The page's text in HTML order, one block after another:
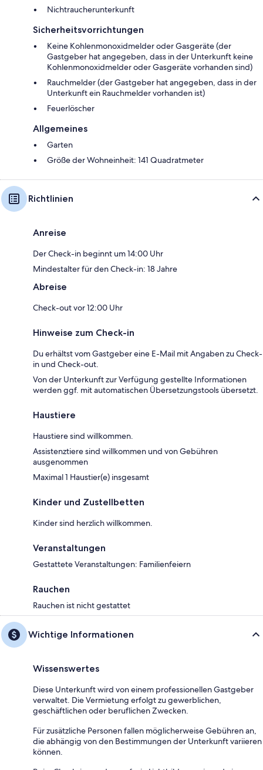
Nichtraucherunterkunft
Sicherheitsvorrichtungen
Keine Kohlenmonoxidmelder oder Gasgeräte (der
Gastgeber hat angegeben, dass in der Unterkunft keine
Kohlenmonoxidmelder oder Gasgeräte vorhanden sind)
Rauchmelder (der Gastgeber hat angegeben, dass in der
Unterkunft ein Rauchmelder vorhanden ist)
Feuerlöscher
Allgemeines
Garten
Größe der Wohneinheit: 141 Quadratmeter
Richtlinien
Anreise
Der Check-in beginnt um 14:00 Uhr
Mindestalter für den Check-in: 18 Jahre
Abreise
Check-out vor 12:00 Uhr
Hinweise zum Check-in
Du erhältst vom Gastgeber eine E-Mail mit Angaben zu Check-
in und Check-out.
Von der Unterkunft zur Verfügung gestellte Informationen
werden ggf. mit automatischen Übersetzungstools übersetzt.
Haustiere
Haustiere sind willkommen.
Assistenztiere sind willkommen und von Gebühren
ausgenommen
Maximal 1 Haustier(e) insgesamt
Kinder und Zustellbetten
Kinder sind herzlich willkommen.
Veranstaltungen
Gestattete Veranstaltungen: Familienfeiern
Rauchen
Rauchen ist nicht gestattet
Wichtige Informationen
Wissenswertes
Diese Unterkunft wird von einem professionellen Gastgeber
verwaltet. Die Vermietung erfolgt zu gewerblichen,
geschäftlichen oder beruflichen Zwecken.
Für zusätzliche Personen fallen möglicherweise Gebühren an,
die abhängig von den Bestimmungen der Unterkunft variieren
können.